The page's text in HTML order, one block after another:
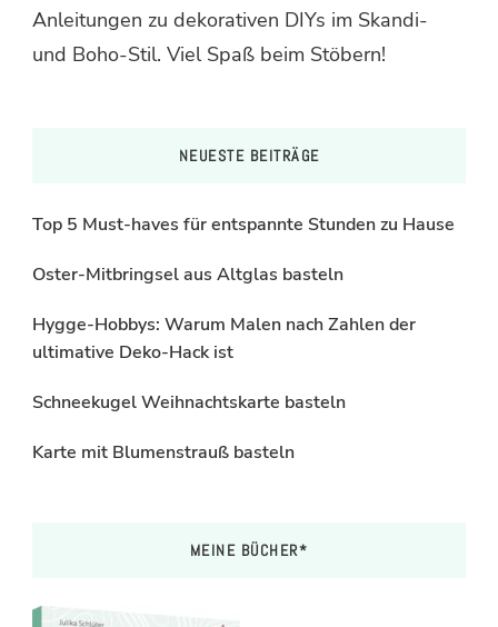
Anleitungen zu dekorativen DIYs im Skandi-
und Boho-Stil. Viel Spaß beim Stöbern!
NEUESTE BEITRÄGE
Top 5 Must-haves für entspannte Stunden zu Hause
Oster-Mitbringsel aus Altglas basteln
Hygge-Hobbys: Warum Malen nach Zahlen der
ultimative Deko-Hack ist
Schneekugel Weihnachtskarte basteln
Karte mit Blumenstrauß basteln
MEINE BÜCHER*